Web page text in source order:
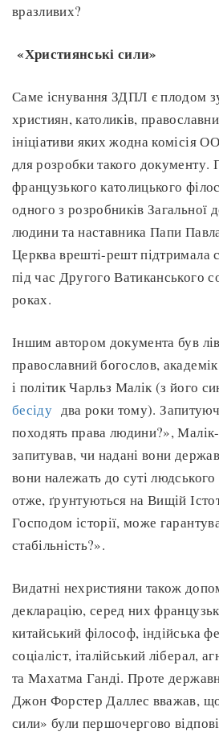
вразливих?
«Християнські сили»
Саме існування ЗДПЛ є плодом
християн, католиків,
ініціативи яких жодна комісія
для розробки такого документу.
французького католицького
одного з розробників Загальної
людини та наставника Папи
Церква врешті-решт підтримала
під час Другого Ватиканського
роках.
Іншим автором документа був
православний богослов,
і політик Чарльз Малік (з його
бесіду два роки тому).
походять права людини?»,
запитував, чи надані вони
вони належать до суті людського
отже, ґрунтуються на Вищій
Господом історії, може
стабільність?».
Видатні нехристияни також
декларацію, серед них
китайський філософ, індійська
соціаліст, італійський ліберал,
та Махатма Ганді. Проте
Джон Форстер Даллес вважав,
сили» були першочергово